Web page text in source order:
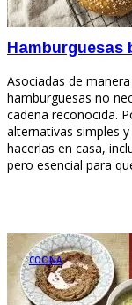
Hamburguesas
Asociadas de
hamburguesas no
cadena reconocida.
alternativas simples
hacerlas en casa,
pero esencial para
COCINA